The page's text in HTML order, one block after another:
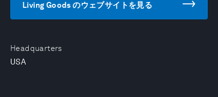
Headquarters
USA
Living Goods のウェブサイトを見る